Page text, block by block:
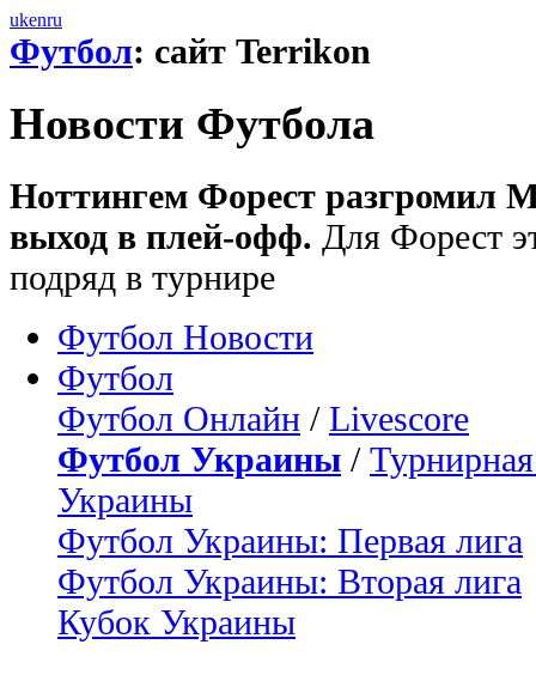
ukenru
Футбол: сайт Terrikon
Новости Футбола
Ноттингем Форест разгромил
выход в плей-офф. Для Форест
подряд в турнире
Футбол Новости
Футбол
Футбол Онлайн / Livescore
Футбол Украины /
Украины
Футбол Украины: Первая лига
Футбол Украины: Вторая лига
Кубок Украины